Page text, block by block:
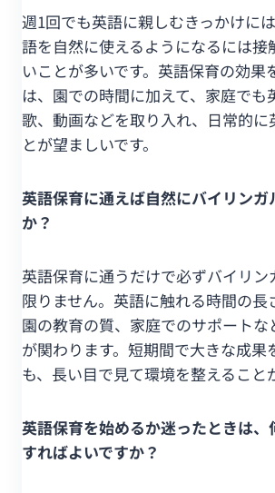
週1回でも英語に親しむきっかけに
語を自然に使えるようになるには接
いことが多いです。英語保育の効果
は、園での時間に加えて、家庭でも
歌、動画などを取り入れ、日常的に
とが望ましいです。
英語保育に通えば自然にバイリンガ
か？
英語保育に通うだけで必ずバイリン
限りません。英語に触れる時間の長
園の教育の質、家庭でのサポートな
が関わります。短期間で大きな成果
も、長い目で見て環境を整えること
英語保育を始めるか迷ったときは、
すればよいですか？